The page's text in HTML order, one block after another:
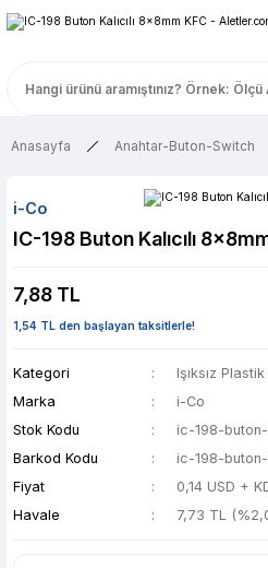
Anasayfa Anahtar-Buton-Switch
i-Co
IC-198 Buton Kalıcılı
7,88 TL
1,54 TL den başlayan taksitlerle!
Kategori
Işıksız
Marka
i-Co
Stok Kodu
ic-198-
Barkod Kodu
ic-198-
Fiyat
0,14 USD +
Havale
7,73 TL